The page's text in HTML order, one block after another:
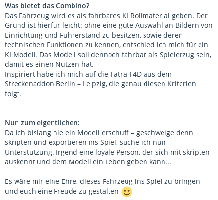
Was bietet das Combino?
Das Fahrzeug wird es als fahrbares KI Rollmaterial geben. Der
Grund ist hierfür leicht: ohne eine gute Auswahl an Bildern von
Einrichtung und Führerstand zu besitzen, sowie deren
technischen Funktionen zu kennen, entschied ich mich für ein
KI Modell. Das Modell soll dennoch fahrbar als Spielerzug sein,
damit es einen Nutzen hat.
Inspiriert habe ich mich auf die Tatra T4D aus dem
Streckenaddon Berlin – Leipzig, die genau diesen Kriterien
folgt.
Nun zum eigentlichen:
Da ich bislang nie ein Modell erschuff – geschweige denn
skripten und exportieren ins Spiel, suche ich nun
Unterstützung. Irgend eine loyale Person, der sich mit skripten
auskennt und dem Modell ein Leben geben kann...
Es wäre mir eine Ehre, dieses Fahrzeug ins Spiel zu bringen
und euch eine Freude zu gestalten